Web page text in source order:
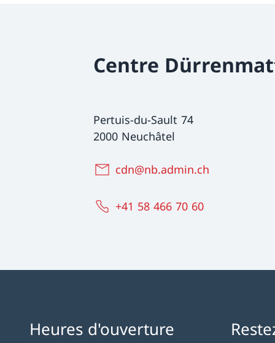
Centre
Pertuis-du-Sault 74
2000 Neuchâtel
cdn@nb.admin.ch
+41 58 466 70 60
Heures d'ouverture